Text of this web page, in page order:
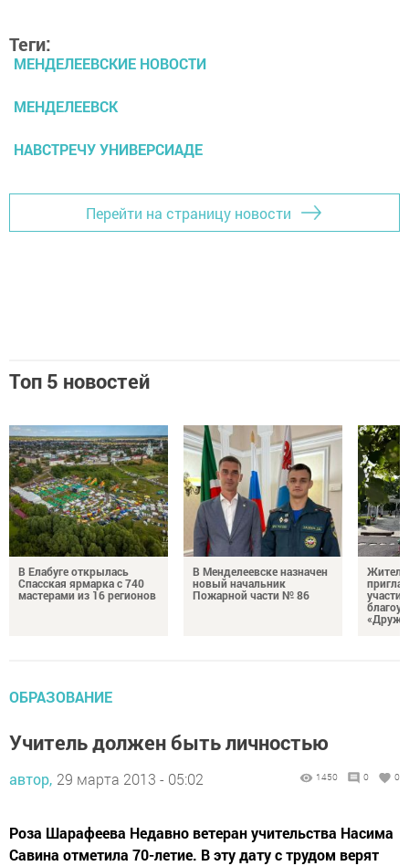
Теги:
МЕНДЕЛЕЕВСКИЕ НОВОСТИ
МЕНДЕЛЕЕВСК
НАВСТРЕЧУ УНИВЕРСИАДЕ
Перейти на страницу новости
Топ 5 новостей
В Елабуге открылась
Спасская ярмарка с 740
мастерами из 16 регионов
В Менделеевске назначен
новый начальник
Пожарной части № 86
ОБРАЗОВАНИЕ
Учитель должен быть личностью
автор, 29 марта 2013 - 05:02 1450 0 0
Роза Шарафеева Недавно ветеран учительства Насима
Савина отметила 70-летие. В эту дату с трудом верят